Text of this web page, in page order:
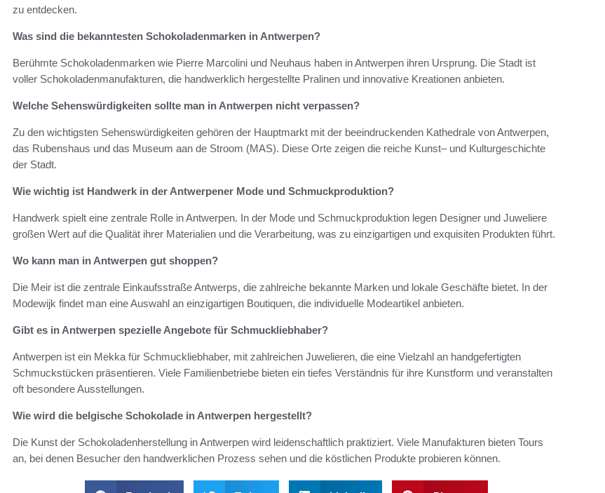
zu entdecken.
Was sind die bekanntesten Schokoladenmarken in Antwerpen?
Berühmte Schokoladenmarken wie Pierre Marcolini und Neuhaus haben in Antwerpen ihren Ursprung. Die Stadt ist
voller Schokoladenmanufakturen, die handwerklich hergestellte Pralinen und innovative Kreationen anbieten.
Welche Sehenswürdigkeiten sollte man in Antwerpen nicht verpassen?
Zu den wichtigsten Sehenswürdigkeiten gehören der Hauptmarkt mit der beeindruckenden Kathedrale von Antwerpen,
das Rubenshaus und das Museum aan de Stroom (MAS). Diese Orte zeigen die reiche Kunst– und Kulturgeschichte
der Stadt.
Wie wichtig ist Handwerk in der Antwerpener Mode und Schmuckproduktion?
Handwerk spielt eine zentrale Rolle in Antwerpen. In der Mode und Schmuckproduktion legen Designer und Juweliere
großen Wert auf die Qualität ihrer Materialien und die Verarbeitung, was zu einzigartigen und exquisiten Produkten führt.
Wo kann man in Antwerpen gut shoppen?
Die Meir ist die zentrale Einkaufsstraße Antwerps, die zahlreiche bekannte Marken und lokale Geschäfte bietet. In der
Modewijk findet man eine Auswahl an einzigartigen Boutiquen, die individuelle Modeartikel anbieten.
Gibt es in Antwerpen spezielle Angebote für Schmuckliebhaber?
Antwerpen ist ein Mekka für Schmuckliebhaber, mit zahlreichen Juwelieren, die eine Vielzahl an handgefertigten
Schmuckstücken präsentieren. Viele Familienbetriebe bieten ein tiefes Verständnis für ihre Kunstform und veranstalten
oft besondere Ausstellungen.
Wie wird die belgische Schokolade in Antwerpen hergestellt?
Die Kunst der Schokoladenherstellung in Antwerpen wird leidenschaftlich praktiziert. Viele Manufakturen bieten Tours
an, bei denen Besucher den handwerklichen Prozess sehen und die köstlichen Produkte probieren können.